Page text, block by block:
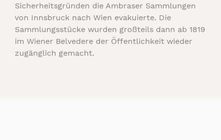
Sicherheitsgründen die Ambraser Sammlungen
von Innsbruck nach Wien evakuierte. Die
Sammlungsstücke wurden großteils dann ab 1819
im Wiener Belvedere der Öffentlichkeit wieder
zugänglich gemacht.